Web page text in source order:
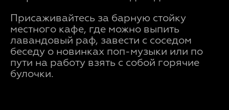
Присаживайтесь за барную стойку
местного кафе, где можно выпить
лавандовый раф, завести с соседом
беседу о новинках поп-музыки или по
пути на работу взять с собой горячие
булочки.